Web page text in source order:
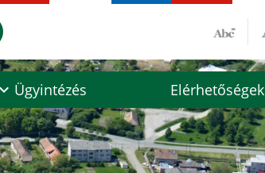
Ügyintézés Elérhetőségek